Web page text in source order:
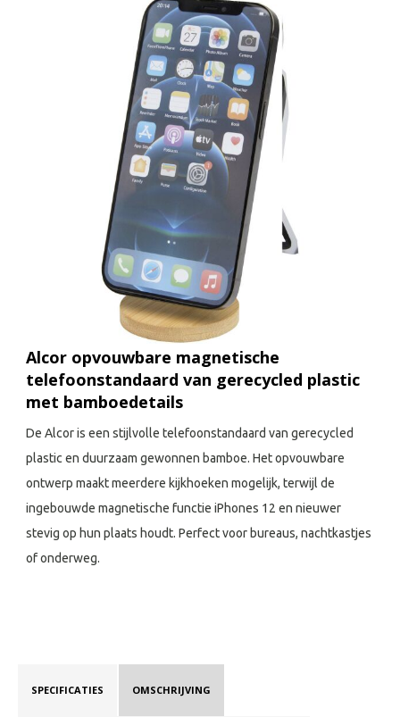
Alcor opvouwbare magnetische
telefoonstandaard van gerecycled plastic
met bamboedetails
De Alcor is een stijlvolle telefoonstandaard van gerecycled
plastic en duurzaam gewonnen bamboe. Het opvouwbare
ontwerp maakt meerdere kijkhoeken mogelijk, terwijl de
ingebouwde magnetische functie iPhones 12 en nieuwer
stevig op hun plaats houdt. Perfect voor bureaus, nachtkastjes
of onderweg.
SPECIFICATIES OMSCHRIJVING